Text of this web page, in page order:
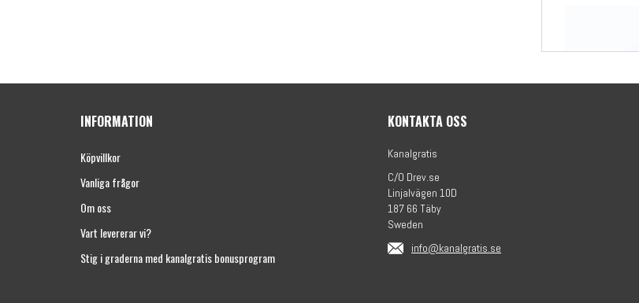
INFORMATION
Köpvillkor
Vanliga frågor
Om oss
Vart levererar vi?
Stig i graderna med kanalgratis bonusprogram
KONTAKTA OSS
Kanalgratis
C/O Drev.se
Linjalvägen 10D
187 66 Täby
Sweden
info@kanalgratis.se